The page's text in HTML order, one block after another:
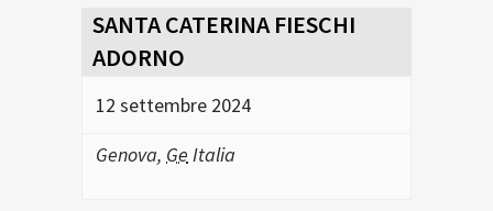
SANTA CATERINA FIESCHI
ADORNO
12 settembre 2024
Genova, Ge Italia